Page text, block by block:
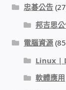
充電樁
線上網路購物
DIY材料
忠碁公告
邦吉思
電腦資源
Linux |
軟體應用